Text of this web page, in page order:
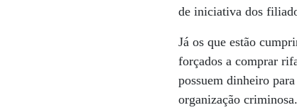
de iniciativa dos
Já os que estão
forçados a comprar
possuem dinheiro
organização